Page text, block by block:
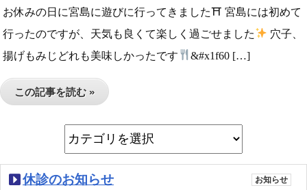
お休みの日に宮島に遊びに行ってきました⛩ 宮島には初めて
行ったのですが、天気も良くて楽しく過ごせました
穴子、
揚げもみじどれも美味しかったです
&#x1f60 […]
この記事を読む »
休診のお知らせ お知らせ